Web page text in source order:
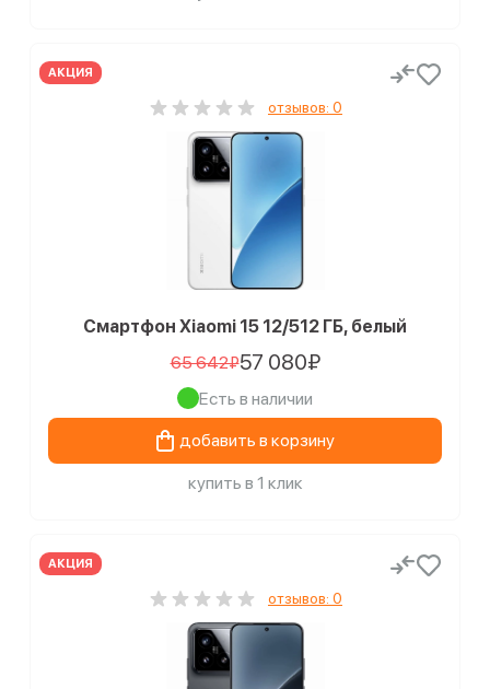
АКЦИЯ
отзывов: 0
Смартфон Xiaomi 15 12/512 ГБ, белый
65 642₽57 080₽
Есть в наличии
добавить в корзину
купить в 1 клик
АКЦИЯ
отзывов: 0